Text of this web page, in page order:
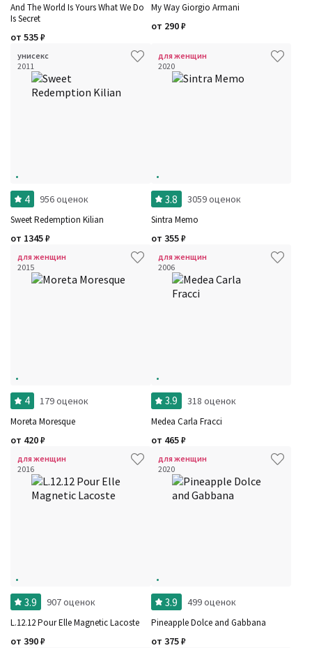
And The World Is Yours What We Do
Is Secret
от 535₽
My Way Giorgio Armani
от 290₽
унисекс
2011
4 956 оценок
Sweet Redemption Kilian
от 1345₽
для женщин
2020
3.8 3059 оценок
Sintra Memo
от 355₽
для женщин
2015
4 179 оценок
Moreta Moresque
от 420₽
для женщин
2006
3.9 318 оценок
Medea Carla Fracci
от 465₽
для женщин
2016
3.9 907 оценок
L.12.12 Pour Elle Magnetic Lacoste
от 390₽
для женщин
2020
3.9 499 оценок
Pineapple Dolce and Gabbana
от 375₽